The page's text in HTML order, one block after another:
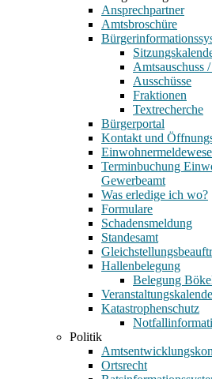
Ansprechpartner
Amtsbroschüre
Amtsauschuss
Ausschüsse
Fraktionen
Textrecherche
Bürgerportal
Kontakt und
Terminbuchung
Gewerbeamt
Was erledige ich wo?
Formulare
Schadensmeldung
Standesamt
Hallenbelegung
Belegung
Katastrophenschutz
Politik
Ortsrecht